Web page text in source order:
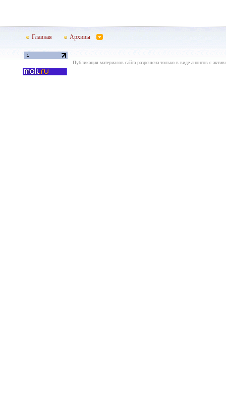
Главная Архивы
Публикация материалов сайта разрешена только в виде анонсов с